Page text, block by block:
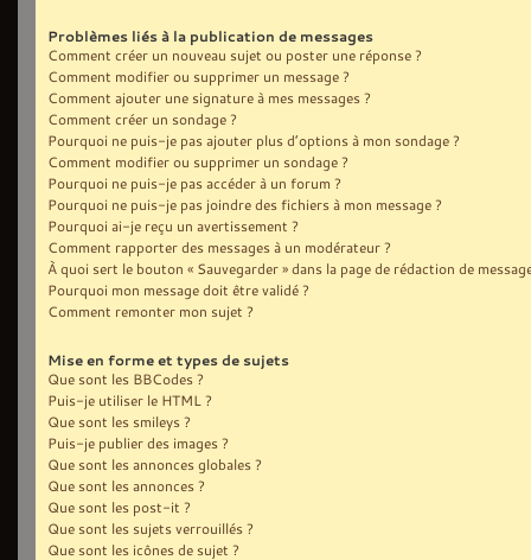
Problèmes liés à la publication de messages
Comment créer un nouveau sujet ou poster une réponse ?
Comment modifier ou supprimer un message ?
Comment ajouter une signature à mes messages ?
Comment créer un sondage ?
Pourquoi ne puis-je pas ajouter plus d’options à mon sondage ?
Comment modifier ou supprimer un sondage ?
Pourquoi ne puis-je pas accéder à un forum ?
Pourquoi ne puis-je pas joindre des fichiers à mon message ?
Pourquoi ai-je reçu un avertissement ?
Comment rapporter des messages à un modérateur ?
À quoi sert le bouton « Sauvegarder » dans la page de rédaction de
Pourquoi mon message doit être validé ?
Comment remonter mon sujet ?
Mise en forme et types de sujets
Que sont les BBCodes ?
Puis-je utiliser le HTML ?
Que sont les smileys ?
Puis-je publier des images ?
Que sont les annonces globales ?
Que sont les annonces ?
Que sont les post-it ?
Que sont les sujets verrouillés ?
Que sont les icônes de sujet ?